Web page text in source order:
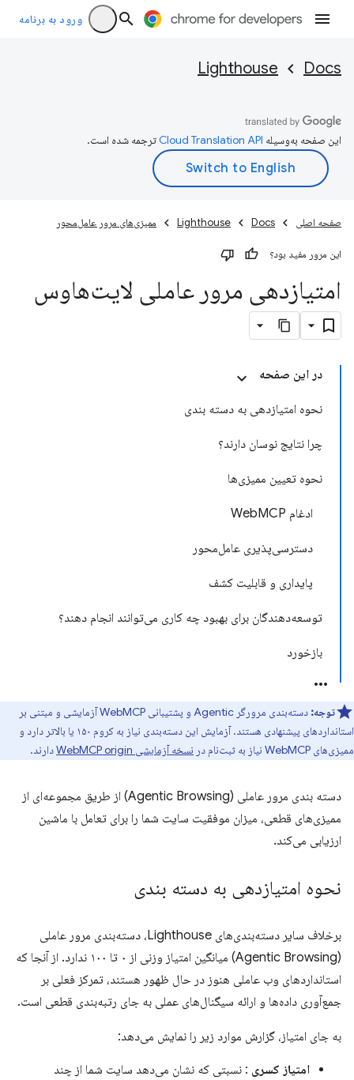
ورود به برنامه
Docs
Lighthouse
این صفحه به‌وسیله ترجمه شده است.
صفحه اصلی Docs
Lighthouse ممیزی‌های مرور عامل‌محور
این مرور مفید بود؟
امتیازدهی مرور عاملی لایت‌هاوس
در این صفحه
نحوه امتیازدهی به دسته بندی
چرا نتایج نوسان دارند؟
نحوه تعیین ممیزی‌ها
ادغام WebMCP
دسترسی‌پذیری عامل‌محور
پایداری و قابلیت کشف
توسعه‌دهندگان برای بهبود چه کاری می‌توانند انجام دهند؟
بازخورد
توجه:
دسته‌بندی مرورگر Agentic و پشتیبانی WebMCP آزمایشی و مبتنی بر
استانداردهای پیشنهادی هستند. آزمایش این دسته‌بندی نیاز به کروم ۱۵۰ یا بالاتر دارد و
ممیزی‌های WebMCP نیاز به ثبت‌نام در
نسخه آزمایشی WebMCP origin دارند.
دسته بندی مرور عاملی (Agentic Browsing) از طریق مجموعه‌ای از
ممیزی‌های قطعی، میزان موفقیت سایت شما را برای تعامل با ماشین
ارزیابی می‌کند.
نحوه امتیازدهی به دسته بندی
برخلاف سایر دسته‌بندی‌های Lighthouse، دسته‌بندی مرور عاملی
(Agentic Browsing) میانگین امتیاز وزنی از ۰ تا ۱۰۰ ندارد. از آنجا که
استانداردهای وب عاملی هنوز در حال ظهور هستند، تمرکز فعلی بر
جمع‌آوری داده‌ها و ارائه سیگنال‌های عملی به جای رتبه‌بندی قطعی است.
به جای امتیاز، گزارش موارد زیر را نمایش می‌دهد:
امتیاز کسری : نسبتی که نشان می‌دهد سایت شما از چند